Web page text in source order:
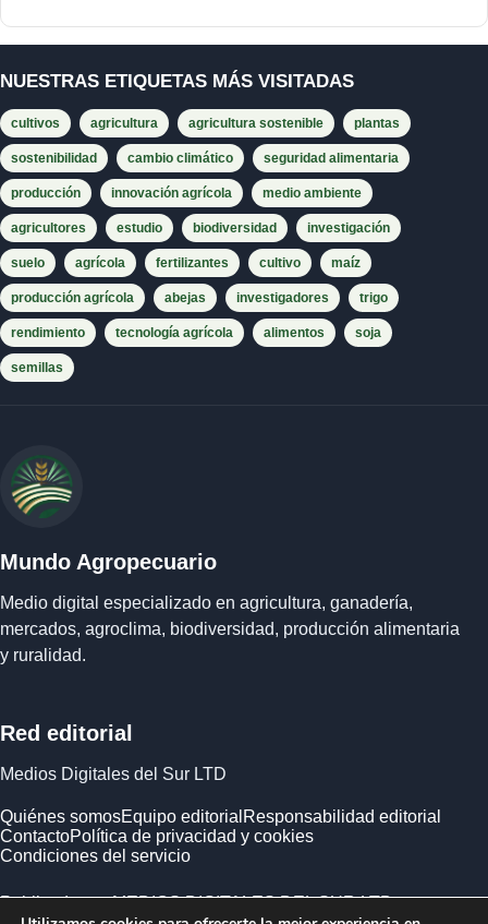
NUESTRAS ETIQUETAS MÁS VISITADAS
cultivos agricultura agricultura sostenible plantas
sostenibilidad cambio climático seguridad alimentaria
producción innovación agrícola medio ambiente
agricultores estudio biodiversidad investigación
suelo agrícola fertilizantes cultivo maíz
producción agrícola abejas investigadores trigo
rendimiento tecnología agrícola alimentos soja
semillas
Mundo Agropecuario
Medio digital especializado en agricultura, ganadería,
mercados, agroclima, biodiversidad, producción alimentaria
y ruralidad.
Red editorial
Medios Digitales del Sur LTD
Quiénes somosEquipo editorial Responsabilidad editorial
ContactoPolítica de privacidad y cookies
Condiciones del servicio
Publicado por MEDIOS DIGITALES DEL SUR LTD ·